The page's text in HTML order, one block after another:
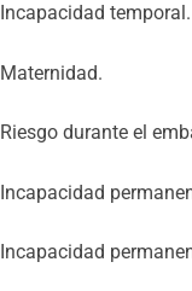
Incapacidad temporal.
Maternidad.
Riesgo durante el
Incapacidad
Incapacidad